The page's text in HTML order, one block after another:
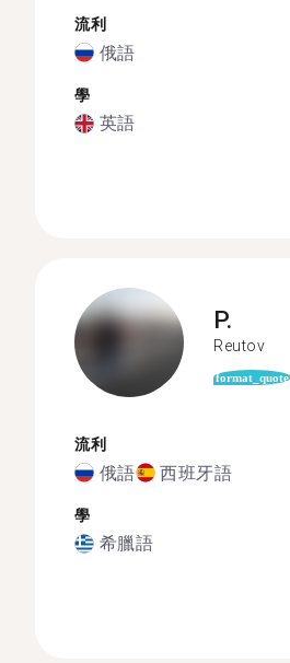
流利
俄語
學
英語
P.
Reutov
format_quote
流利
俄語 西班牙語
學
希臘語